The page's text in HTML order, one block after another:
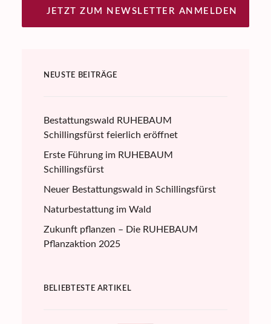
JETZT ZUM NEWSLETTER ANMELDEN
NEUSTE BEITRÄGE
Bestattungswald RUHEBAUM
Schillingsfürst feierlich eröffnet
Erste Führung im RUHEBAUM
Schillingsfürst
Neuer Bestattungswald in Schillingsfürst
Naturbestattung im Wald
Zukunft pflanzen – Die RUHEBAUM
Pflanzaktion 2025
BELIEBTESTE ARTIKEL